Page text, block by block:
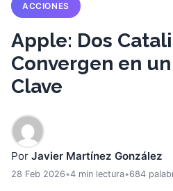
ACCIONES
Apple: Dos
Convergen en
Clave
Por Javier Martínez González
28 Feb 2026•4 min lectura•684